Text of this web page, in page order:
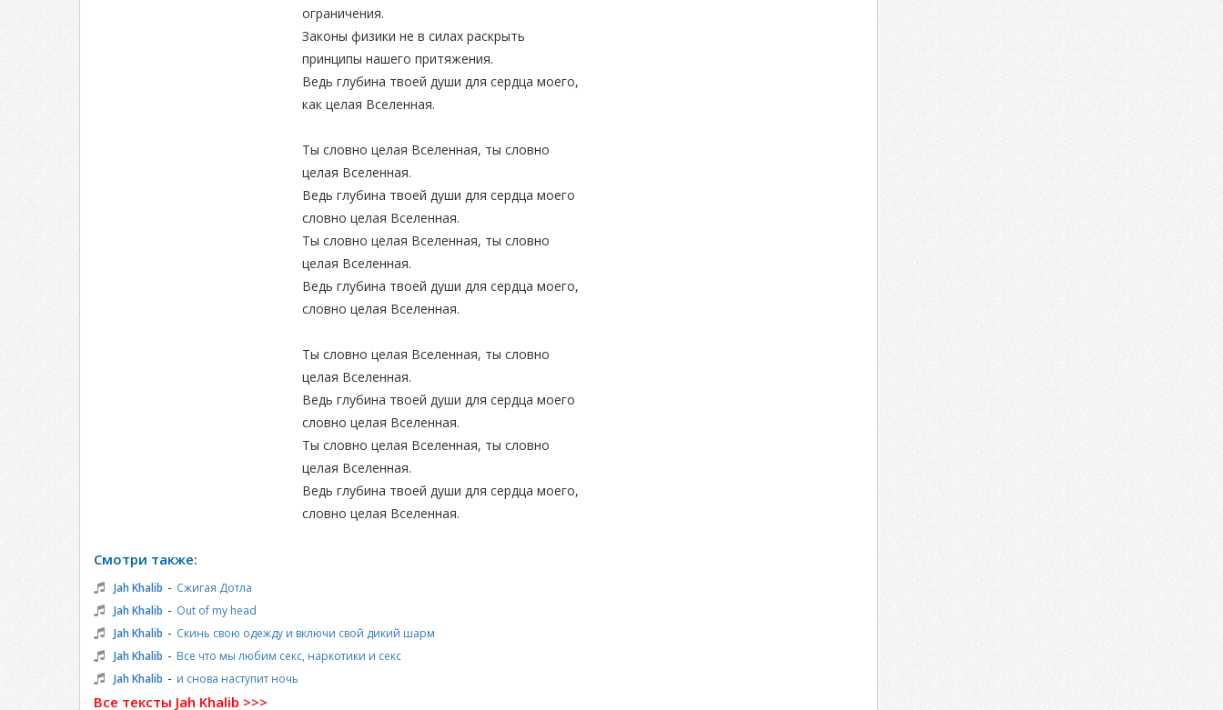
ограничения.
Законы физики не в силах раскрыть
принципы нашего притяжения.
Ведь глубина твоей души для сердца моего,
как целая Вселенная.
Ты словно целая Вселенная, ты словно
целая Вселенная.
Ведь глубина твоей души для сердца моего
словно целая Вселенная.
Ты словно целая Вселенная, ты словно
целая Вселенная.
Ведь глубина твоей души для сердца моего,
словно целая Вселенная.
Ты словно целая Вселенная, ты словно
целая Вселенная.
Ведь глубина твоей души для сердца моего
словно целая Вселенная.
Ты словно целая Вселенная, ты словно
целая Вселенная.
Ведь глубина твоей души для сердца моего,
словно целая Вселенная.
Смотри также:
Jah Khalib - Сжигая Дотла
Jah Khalib - Out of my head
Jah Khalib - Скинь свою одежду и включи свой дикий шарм
Jah Khalib - Все что мы любим секс, наркотики и секс
Jah Khalib - и снова наступит ночь
Все тексты Jah Khalib >>>